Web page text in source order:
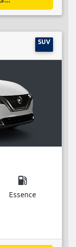
SUV
local_gas_station
Essence